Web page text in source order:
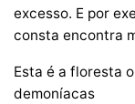
excesso. E por
consta encontra
Esta é a floresta
demoníacas